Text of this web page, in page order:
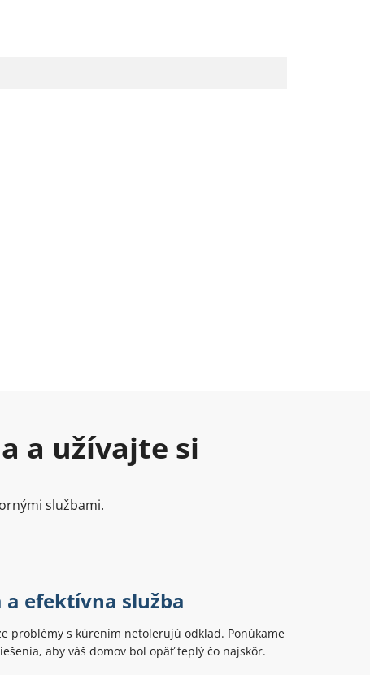
a užívajte si
službami.
a efektívna služba
problémy s kúrením netolerujú odklad. Ponúkame
aby váš domov bol opäť teplý čo najskôr.